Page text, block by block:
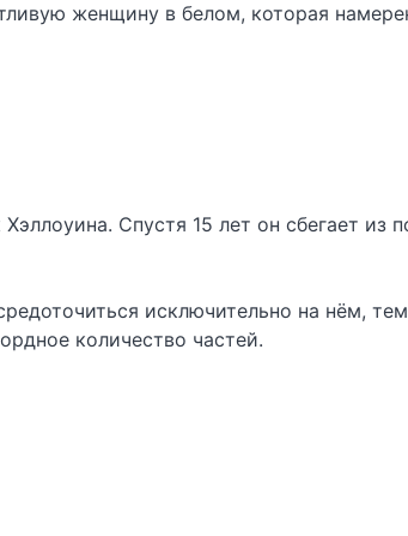
женщину в белом, которая
Спустя 15 лет он сбегает из
исключительно на нём,
количество частей.